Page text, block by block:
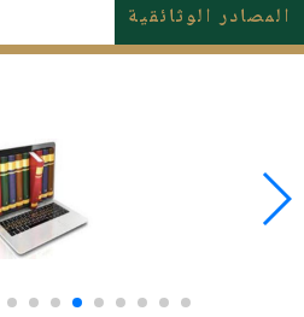
المصادر الوثائقية